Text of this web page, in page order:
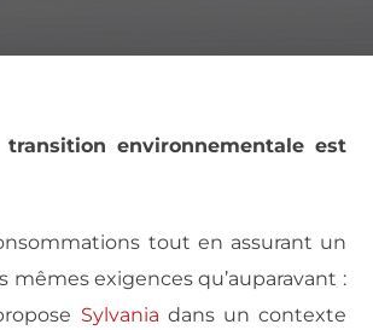
transition environnementale est
tout en assurant un
mêmes exigences qu’auparavant :
Sylvania dans un contexte